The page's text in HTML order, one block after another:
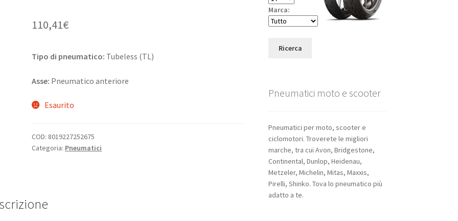
110,41€
Tipo di pneumatico: Tubeless (TL)
Asse: Pneumatico anteriore
Esaurito
COD: 8019227252675
Categoria: Pneumatici
Marca:
Ricerca
Pneumatici moto e scooter
Pneumatici per moto, scooter e
ciclomotori. Troverete le migliori
marche, tra cui Avon, Bridgestone,
Continental, Dunlop, Heidenau,
Metzeler, Michelin, Mitas, Maxxis,
Pirelli, Shinko. Tova lo pneumatico più
adatto a te.